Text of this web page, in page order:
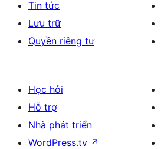
Tin tức
Lưu trữ
Quyền riêng tư
Học hỏi
Hỗ trợ
Nhà phát triển
WordPress.tv ↗